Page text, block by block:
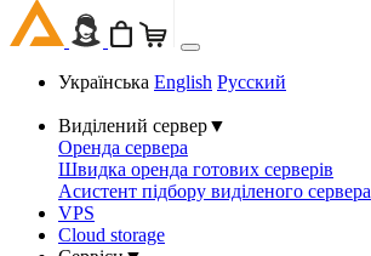
Українська English Русский
Виділений сервер▼
Оренда сервера
Швидка оренда готових серверів
Асистент підбору виділеного сервера
VPS
Cloud storage